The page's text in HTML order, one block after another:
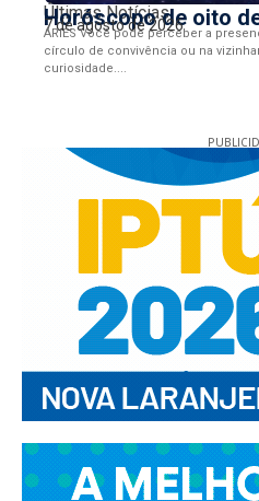
Últimas Notícias
Horóscopo de oito
7 de agosto de 2026
ÁRIES Você pode perceber a
círculo de convivência ou na
curiosidade....